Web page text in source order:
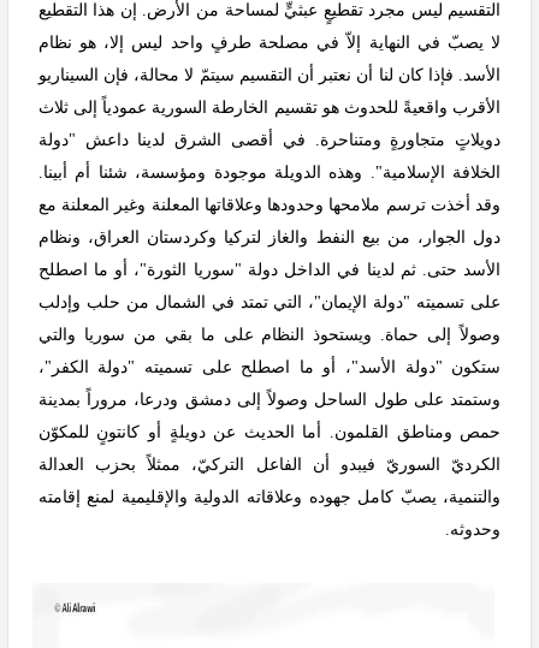
التقسيم ليس مجرد تقطيعٍ عبثيٍّ لمساحة من الأرض. إن هذا التقطيع
لا يصبّ في النهاية إلاّ في مصلحة طرفٍ واحد ليس إلا، هو نظام
الأسد. فإذا كان لنا أن نعتبر أن التقسيم سيتمّ لا محالة، فإن السيناريو
الأقرب واقعيةً للحدوث هو تقسيم الخارطة السورية عمودياً إلى ثلاث
دويلاتٍ متجاورةٍ ومتناحرة. في أقصى الشرق لدينا داعش "دولة
الخلافة الإسلامية". وهذه الدويلة موجودة ومؤسسة، شئنا أم أبينا.
وقد أخذت ترسم ملامحها وحدودها وعلاقاتها المعلنة وغير المعلنة مع
دول الجوار، من بيع النفط والغاز لتركيا وكردستان العراق، ونظام
الأسد حتى. ثم لدينا في الداخل دولة "سوريا الثورة"، أو ما اصطلح
على تسميته "دولة الإيمان"، التي تمتد في الشمال من حلب وإدلب
وصولاً إلى حماة. ويستحوذ النظام على ما بقي من سوريا والتي
ستكون "دولة الأسد"، أو ما اصطلح على تسميته "دولة الكفر"،
وستمتد على طول الساحل وصولاً إلى دمشق ودرعا، مروراً بمدينة
حمص ومناطق القلمون. أما الحديث عن دويلةٍ أو كانتونٍ للمكوّن
الكرديّ السوريّ فيبدو أن الفاعل التركيّ، ممثلاً بحزب العدالة
والتنمية، يصبّ كامل جهوده وعلاقاته الدولية والإقليمية لمنع إقامته
وحدوثه.